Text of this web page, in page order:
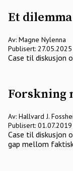
Et
Av: Magne Nylenna
Publisert: 27.05.2025
Case til diskusjon
Forskning
Av: Hallvard J.
Publisert: 01.07.2019
Case til diskusjon
gap mellom